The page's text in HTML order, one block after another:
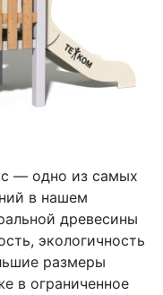
— одно из самых
в нашем
древесины
экологичность
размеры
в ограниченное